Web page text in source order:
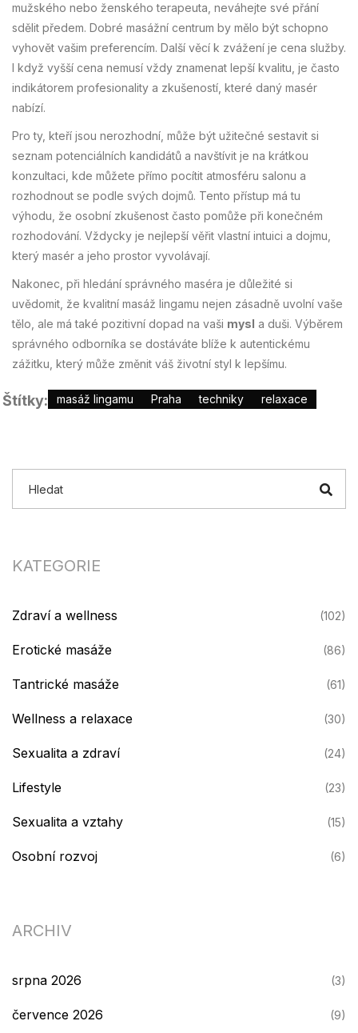
mužského nebo ženského terapeuta, neváhejte své přání
sdělit předem. Dobré masážní centrum by mělo být schopno
vyhovět vašim preferencím. Další věcí k zvážení je cena služby.
I když vyšší cena nemusí vždy znamenat lepší kvalitu, je často
indikátorem profesionality a zkušeností, které daný masér
nabízí.
Pro ty, kteří jsou nerozhodní, může být užitečné sestavit si
seznam potenciálních kandidátů a navštívit je na krátkou
konzultaci, kde můžete přímo pocítit atmosféru salonu a
rozhodnout se podle svých dojmů. Tento přístup má tu
výhodu, že osobní zkušenost často pomůže při konečném
rozhodování. Vždycky je nejlepší věřit vlastní intuici a dojmu,
který masér a jeho prostor vyvolávají.
Nakonec, při hledání správného maséra je důležité si
uvědomit, že kvalitní masáž lingamu nejen zásadně uvolní vaše
tělo, ale má také pozitivní dopad na vaši mysl a duši. Výběrem
správného odborníka se dostáváte blíže k autentickému
zážitku, který může změnit váš životní styl k lepšímu.
Štítky: masáž lingamu Praha techniky relaxace
KATEGORIE
Zdraví a wellness (102)
Erotické masáže (86)
Tantrické masáže (61)
Wellness a relaxace (30)
Sexualita a zdraví (24)
Lifestyle (23)
Sexualita a vztahy (15)
Osobní rozvoj (6)
ARCHIV
srpna 2026 (3)
července 2026 (9)